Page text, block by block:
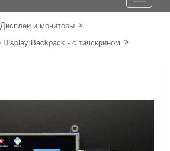
Дисплеи и мониторы
Backpack - с тачскрином